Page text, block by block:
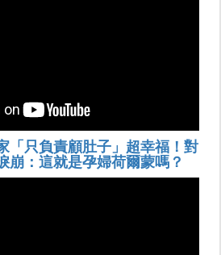
「只負責顧肚子」超幸福！對
崩：這就是孕婦荷爾蒙嗎？